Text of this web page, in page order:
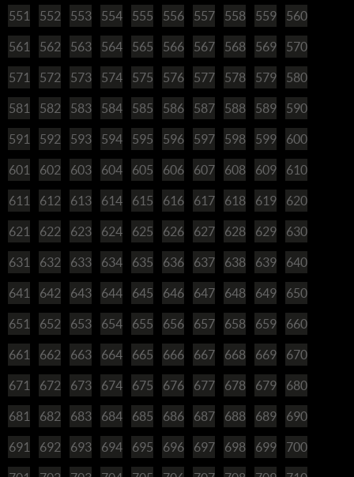
551 552 553 554 555 556 557 558 559 560
561 562 563 564 565 566 567 568 569 570
571 572 573 574 575 576 577 578 579 580
581 582 583 584 585 586 587 588 589 590
591 592 593 594 595 596 597 598 599 600
601 602 603 604 605 606 607 608 609 610
611 612 613 614 615 616 617 618 619 620
621 622 623 624 625 626 627 628 629 630
631 632 633 634 635 636 637 638 639 640
641 642 643 644 645 646 647 648 649 650
651 652 653 654 655 656 657 658 659 660
661 662 663 664 665 666 667 668 669 670
671 672 673 674 675 676 677 678 679 680
681 682 683 684 685 686 687 688 689 690
691 692 693 694 695 696 697 698 699 700